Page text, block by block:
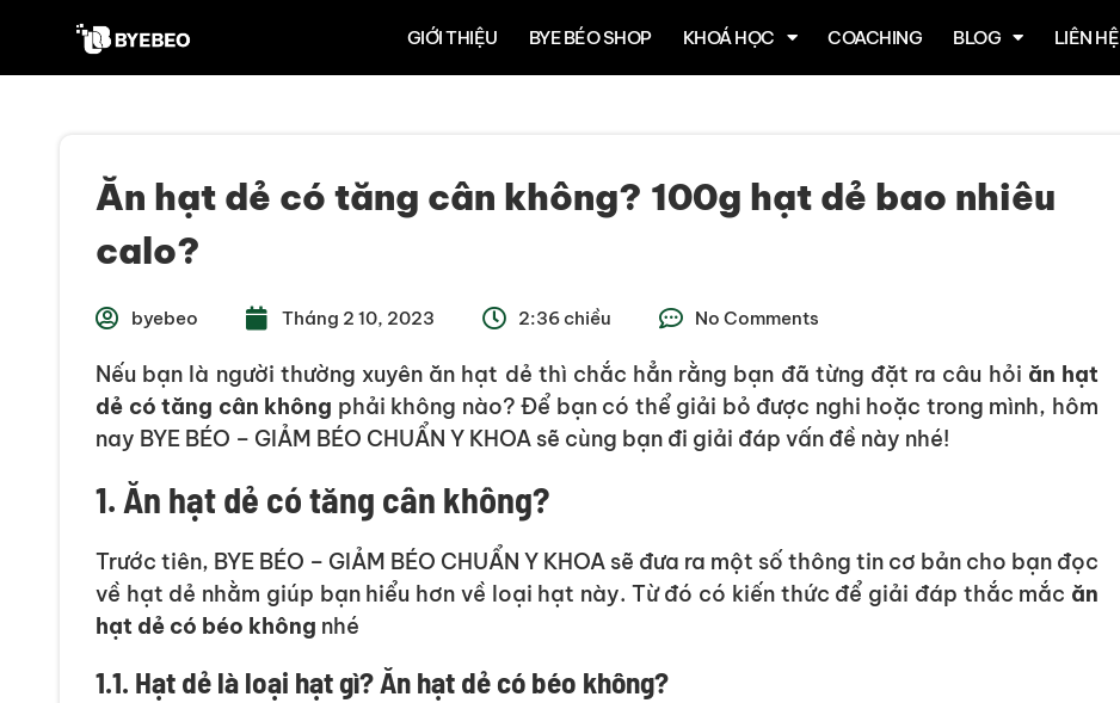
GIỚI THIỆU BYE BÉO SHOP KHOÁ HỌC COACHING BLOG LIÊN HỆ
Ăn hạt dẻ có tăng cân không? 100g hạt dẻ bao nhiêu
calo?
byebeo Tháng 2 10, 2023 2:36 chiều No Comments
Nếu bạn là người thường xuyên ăn hạt dẻ thì chắc hẳn rằng bạn đã từng đặt ra câu hỏi ăn hạt
dẻ cótăng cân không phải không nào? Để bạn có thể giải bỏ được nghi hoặc trong mình, hôm
nay BYE BÉO – GIẢM BÉO CHUẨN Y KHOA sẽ cùng bạn đi giải đáp vấn đề này nhé!
1. Ăn hạt dẻ cótăng cân không?
Trước tiên, BYE BÉO – GIẢM BÉO CHUẨN Y KHOA sẽ đưa ra một số thông tin cơ bản cho bạn đọc
về hạt dẻ nhằm giúp bạn hiểu hơn về loại hạt này. Từ đó có kiến thức để giải đáp thắc mắc ăn
hạt dẻ có béo không nhé
1.1. Hạt dẻ là loại hạt gì? Ăn hạt dẻ có béo không?